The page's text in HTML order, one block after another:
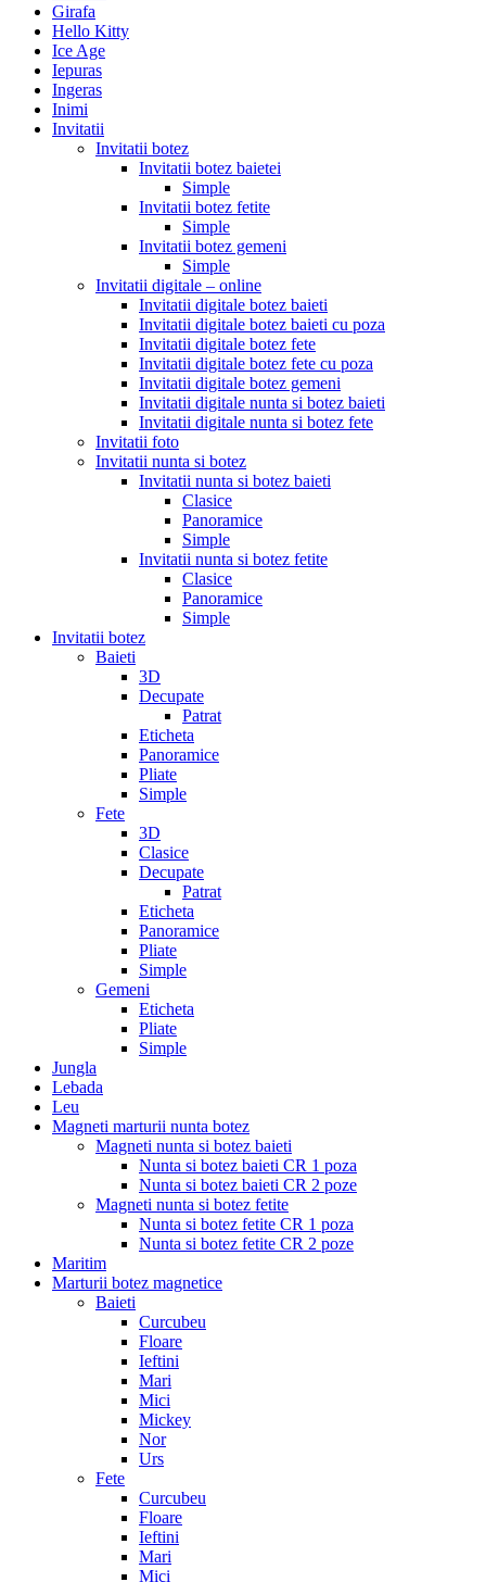
Girafa
Hello Kitty
Ice Age
Iepuras
Ingeras
Inimi
Invitatii
Invitatii botez
Invitatii botez baietei
Simple
Invitatii botez fetite
Simple
Invitatii botez gemeni
Simple
Invitatii digitale – online
Invitatii digitale botez baieti
Invitatii digitale botez baieti cu poza
Invitatii digitale botez fete
Invitatii digitale botez fete cu poza
Invitatii digitale botez gemeni
Invitatii digitale nunta si botez baieti
Invitatii digitale nunta si botez fete
Invitatii foto
Invitatii nunta si botez
Invitatii nunta si botez baieti
Clasice
Panoramice
Simple
Invitatii nunta si botez fetite
Clasice
Panoramice
Simple
Invitatii botez
Baieti
3D
Decupate
Patrat
Eticheta
Panoramice
Pliate
Simple
Fete
3D
Clasice
Decupate
Patrat
Eticheta
Panoramice
Pliate
Simple
Gemeni
Eticheta
Pliate
Simple
Jungla
Lebada
Leu
Magneti marturii nunta botez
Magneti nunta si botez baieti
Nunta si botez baieti CR 1 poza
Nunta si botez baieti CR 2 poze
Magneti nunta si botez fetite
Nunta si botez fetite CR 1 poza
Nunta si botez fetite CR 2 poze
Maritim
Marturii botez magnetice
Baieti
Curcubeu
Floare
Ieftini
Mari
Mici
Mickey
Nor
Urs
Fete
Curcubeu
Floare
Ieftini
Mari
Mici